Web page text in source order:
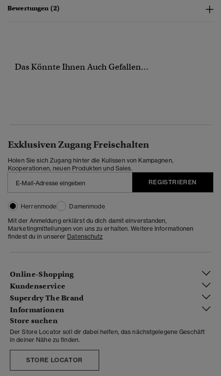
Bewertungen (2)
Das Könnte Ihnen Auch Gefallen...
Exklusiven Zugang Freischalten
Holen Sie sich Zugang hinter die Kulissen von Kampagnen,
Kooperationen, neuen Produkten und Sales.
REGISTRIEREN
Herrenmode
Damenmode
Mit der Anmeldung erklärst du dich damit einverstanden,
Marketingmitteilungen von uns zu erhalten. Weitere Informationen
findest du in unserer Datenschutz
Online-Shopping
Kundenservice
Superdry The Brand
Informationen
Store suchen
Der Store Locator soll dir dabei helfen, das nächstgelegene Geschäft
in deiner Nähe zu finden.
STORE LOCATOR